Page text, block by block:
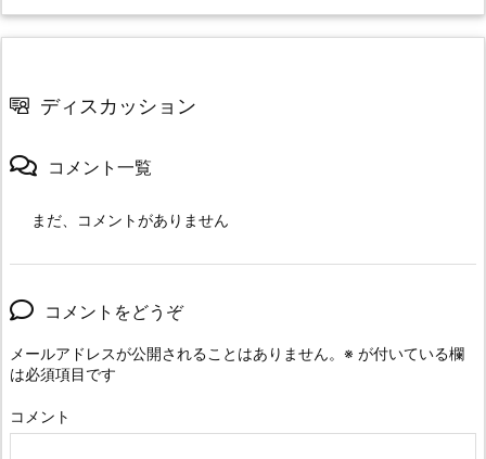
ディスカッション
コメント一覧
まだ、コメントがありません
コメントをどうぞ
メールアドレスが公開されることはありません。 ※ が付いている欄
は必須項目です
コメント